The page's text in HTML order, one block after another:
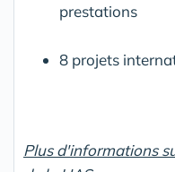
prestations
8 projets
Plus d'informations